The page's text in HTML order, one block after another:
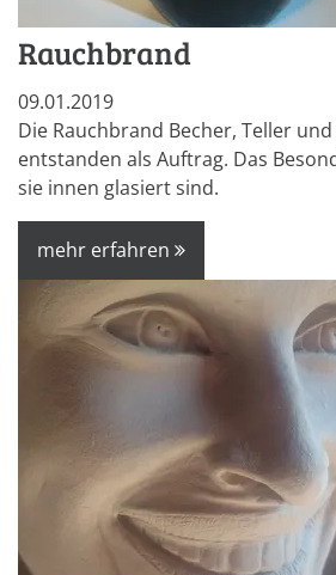
Rauchbrand
09.01.2019
Die Rauchbrand Becher, Teller
entstanden als Auftrag. Das
sie innen glasiert sind.
mehr erfahren